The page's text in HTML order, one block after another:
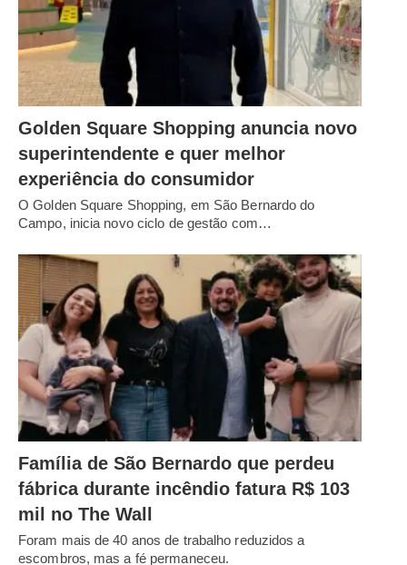
Golden Square Shopping anuncia novo
superintendente e quer melhor
experiência do consumidor
O Golden Square Shopping, em São Bernardo do
Campo, inicia novo ciclo de gestão com…
Família de São Bernardo que perdeu
fábrica durante incêndio fatura R$ 103
mil no The Wall
Foram mais de 40 anos de trabalho reduzidos a
escombros, mas a fé permaneceu.